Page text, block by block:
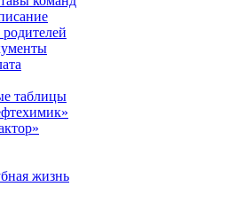
таблицы
жизнь